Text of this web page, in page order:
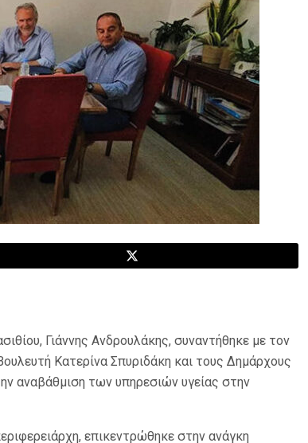
Γιάννης Ανδρουλάκης, συναντήθηκε με τον
Κατερίνα Σπυριδάκη και τους Δημάρχους
αναβάθμιση των υπηρεσιών υγείας στην
επικεντρώθηκε στην ανάγκη